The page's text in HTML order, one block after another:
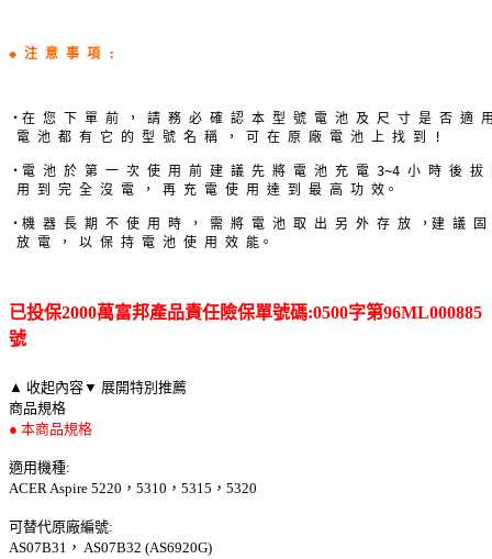
◆ 注 意 事 項 :
‧在 您 下 單 前 ， 請 務 必 確 認 本 型 號 電 池 及 尺 寸 是 否 適
電 池 都 有 它 的 型 號 名 稱 ， 可 在 原 廠 電 池 上 找 到 !
‧電 池 於 第 一 次 使 用 前 建 議 先 將 電 池 充 電 3~4 小 時 後 拔
用 到 完 全 沒 電 ， 再 充 電 使 用 達 到 最 高 功 效。
‧機 器 長 期 不 使 用 時 ， 需 將 電 池 取 出 另 外 存 放 ，建 議
放 電 ， 以 保 持 電 池 使 用 效 能。
已投保2000萬富邦產品責任險保單號碼:0500字第96ML000885
號
▲ 收起內容▼ 展開特別推薦
商品規格
● 本商品規格
適用機種:
ACER Aspire 5220，5310，5315，5320
可替代原廠編號:
AS07B31， AS07B32 (AS6920G)